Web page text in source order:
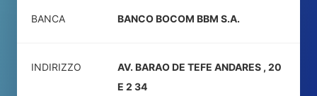
BANCA BANCO BOCOM BBM S.A.
INDIRIZZO
AV. BARAO DE TEFE ANDARES , 20
E 2 34